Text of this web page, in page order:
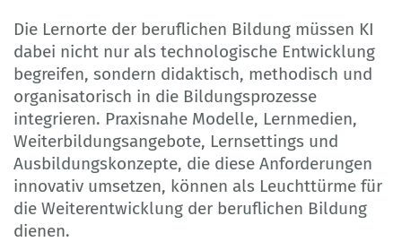
Die Lernorte der beruflichen Bildung müssen KI
dabei nicht nur als technologische Entwicklung
begreifen, sondern didaktisch, methodisch und
organisatorisch in die Bildungsprozesse
integrieren. Praxisnahe Modelle, Lernmedien,
Weiterbildungsangebote, Lernsettings und
Ausbildungskonzepte, die diese Anforderungen
innovativ umsetzen, können als Leuchttürme für
die Weiterentwicklung der beruflichen Bildung
dienen.